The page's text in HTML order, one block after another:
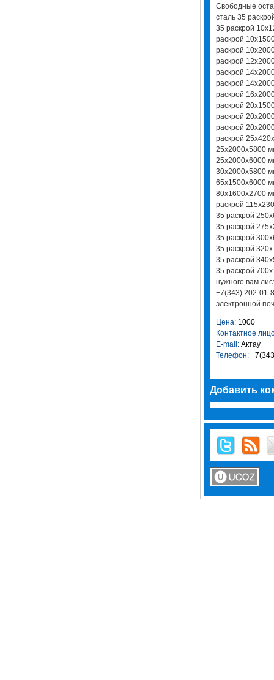
Свободные
сталь 35
35 раскрой
раскрой
раскрой
раскрой
раскрой
раскрой
раскрой
раскрой
раскрой
раскрой
раскрой
25х2000х5800
25х2000х6000
30х2000х5800
65х1500х6000
80х1600х2700
раскрой
35 раскрой
35 раскрой
35 раскрой
35 раскрой
35 раскрой
35 раскрой
нужного вам
+7(343) 202-01-
электронной
Цена:1000
Контактное
E-mail:Актау
Телефон:
Добавить